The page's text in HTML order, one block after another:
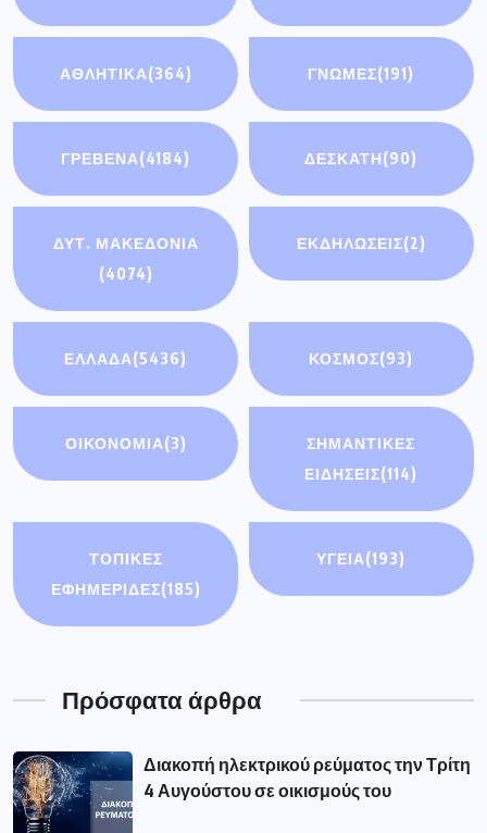
ΑΘΛΗΤΙΚΑ(364) ΓΝΩΜΕΣ(191)
ΓΡΕΒΕΝΑ(4184) ΔΕΣΚΑΤΗ(90)
ΔΥΤ. ΜΑΚΕΔΟΝΙΑ
(4074)
ΕΚΔΗΛΩΣΕΙΣ(2)
ΕΛΛΑΔΑ(5436) ΚΟΣΜΟΣ(93)
ΟΙΚΟΝΟΜΊΑ(3)
ΣΗΜΑΝΤΙΚΈΣ
ΕΙΔΉΣΕΙΣ(114)
ΤΟΠΙΚΕΣ
ΕΦΗΜΕΡΙΔΕΣ(185)
ΥΓΕΙΑ(193)
Πρόσφατα άρθρα
Διακοπή ηλεκτρικού ρεύματος την Τρίτη
4 Αυγούστου σε οικισμούς του